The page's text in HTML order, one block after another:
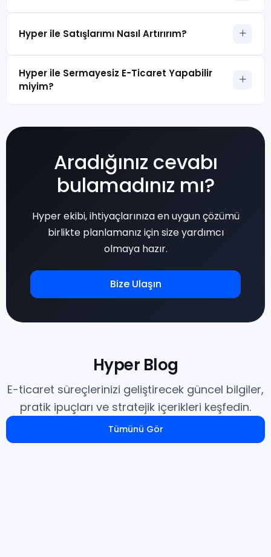
Hyper’a taşıyabilirsiniz.
Hyper ile Satışlarımı Nasıl Artırırım?
oluşturabilir, SEO optimizasyonları ile organik trafiğinizi
güçlendirebilir, pazaryeri entegrasyonları sayesinde farklı
çeşitliliğinizi genişleterek daha fazla müşteriye hitap
edebilirsiniz.
Hyper ile Sermayesiz E-Ticaret Yapabilir
miyim?
stok tutmadan satış yapabilirsiniz.
Aradığınız cevabı
bulamadınız mı?
Hyper ekibi, ihtiyaçlarınıza en uygun çözümü
birlikte planlamanız için size yardımcı
olmaya hazır.
Bize Ulaşın
Hyper Blog
E-ticaret süreçlerinizi geliştirecek güncel bilgiler,
pratik ipuçları ve stratejik içerikleri keşfedin.
Tümünü Gör